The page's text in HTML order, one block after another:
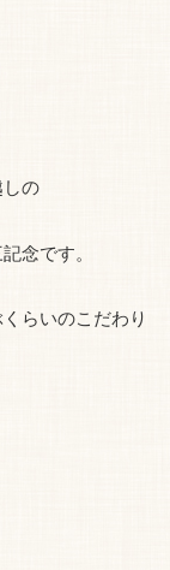
の
念です。
らいのこだわり